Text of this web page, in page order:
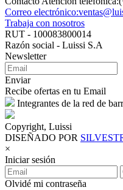
Correo
Trabaja con nosotros
RUT - 100083800014
Razón social - Luissi S.A
Newsletter
Enviar
Recibe ofertas en tu Email
Integrantes de la red de
Copyright, Luissi
DISEÑADO POR
×
Iniciar sesión
Olvidé mi contraseña